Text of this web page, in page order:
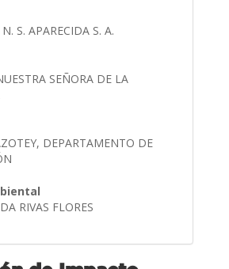
S. APARECIDA S. A.
SEÑORA DE LA
DEPARTAMENTO DE
RIVAS FLORES